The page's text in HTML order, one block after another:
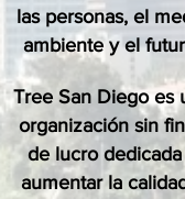
las personas, el
ambiente y el
Tree San Diego es
organización sin
de lucro dedicada
aumentar la